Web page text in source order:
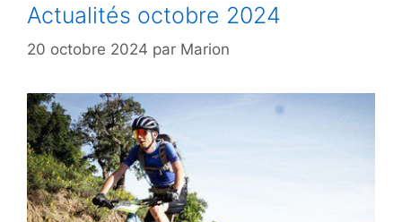
Actualités octobre 2024
20 octobre 2024 par Marion